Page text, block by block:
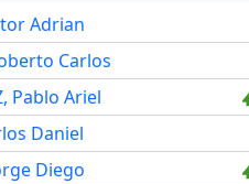
Adrian
Carlos
Pablo Ariel
Daniel
Diego